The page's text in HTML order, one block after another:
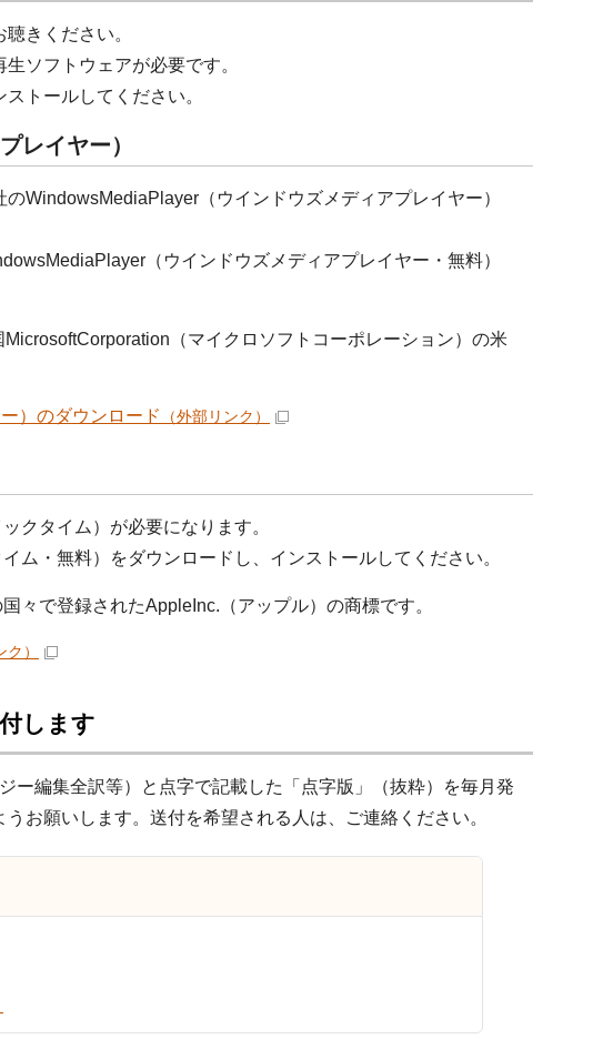
きください。
ソフトウェアが必要です。
トールしてください。
レイヤー）
WindowsMediaPlayer（ウインドウズメディアプレイヤー）
（ウインドウズメディアプレイヤー・無料）
（マイクロソフトコーポレーション）の米
）のダウンロード （外部リンク）
クタイム）が必要になります。
ム・無料）をダウンロードし、インストールしてください。
々で登録されたAppleInc.（アップル）の商標です。
ク）
します
ー編集全訳等）と点字で記載した「点字版」（抜粋）を毎月発
お願いします。送付を希望される人は、ご連絡ください。